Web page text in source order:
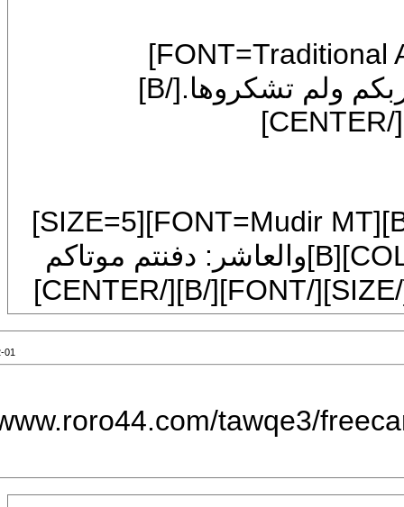
[B][FONT=Mudir MT][SIZE=5][FONT=Traditional Arabic]
[COLOR=blue][B]والتاسع: أكلتم نعمة ربكم ولم تشكروها.[/B]
[COLOR=blue][/COLOR][CENTER][B][FONT=Mudir MT][SIZE=5]
[FONT=Traditional Arabic][COLOR=blue][B]والعاشر: دفنتم موتاكم
[IMG]http://www.roro44.com/